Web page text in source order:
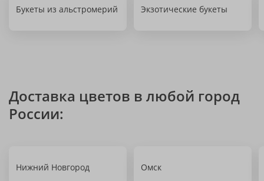
Букеты из альстромерий Экзотические букеты
Доставка цветов в любой город
России:
Нижний Новгород Омск